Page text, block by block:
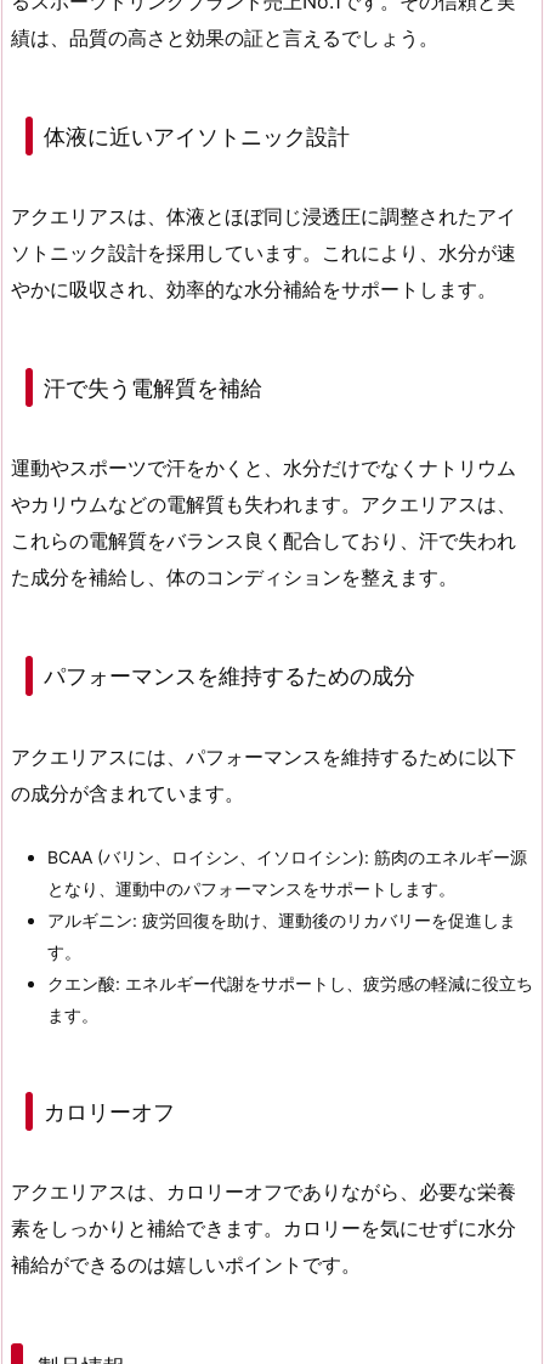
績は、品質の高さと効果の証と言えるでしょう。
体液に近いアイソトニック設計
アクエリアスは、 体液とほぼ同じ浸透圧に調整されたアイ
ソトニック設計を採用しています。これにより、水分が速
やかに吸収され、効率的な水分補給をサポートします。
汗で失う電解質を補給
運動やスポーツで汗をかくと、水分だけでなくナトリウム
やカリウムなどの電解質も失われます。アクエリアスは、
これらの電解質をバランス良く配合しており、汗で失われ
た成分を補給し、体のコンディションを整えます。
パフォーマンスを維持するための成分
アクエリアスには、パフォーマンスを維持するために以下
の成分が含まれています。
BCAA (バリン、ロイシン、イソロイシン): 筋肉のエネルギー源
となり、運動中のパフォーマンスをサポートします。
アルギニン: 疲労回復を助け、運動後のリカバリーを促進しま
す。
クエン酸: エネルギー代謝をサポートし、疲労感の軽減に役立ち
ます。
カロリーオフ
アクエリアスは、 カロリーオフでありながら、必要な栄養
素をしっかりと補給できます。カロリーを気にせずに水分
補給ができるのは嬉しいポイントです。